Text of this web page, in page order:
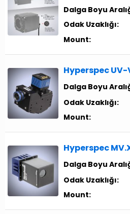
Dalga Boyu
Odak Uzaklığı:
Mount:
Hyperspec UV-
Dalga Boyu
Odak Uzaklığı:
Mount:
Hyperspec
Dalga Boyu
Odak Uzaklığı:
Mount: